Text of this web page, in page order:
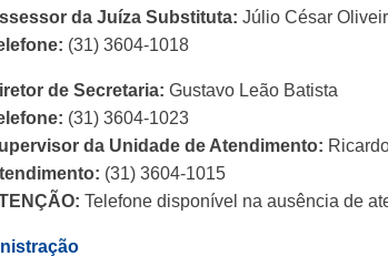
da Juíza Substituta: Júlio César
(31) 3604-1018
de Secretaria: Gustavo Leão Batista
(31) 3604-1023
da Unidade de Atendimento:
(31) 3604-1015
Telefone disponível na ausência de